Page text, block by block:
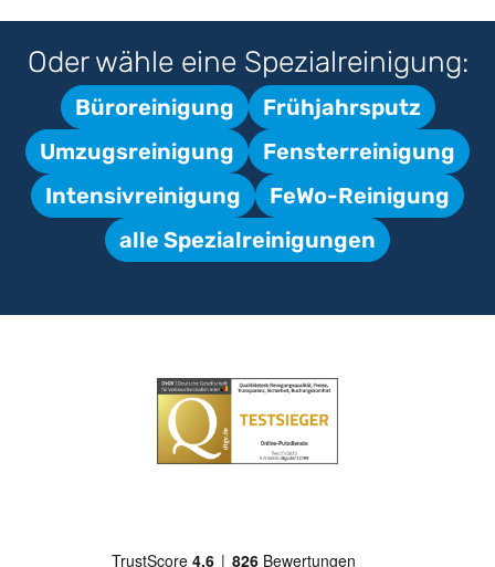
Oder wähle eine Spezialreinigung:
Büroreinigung
Frühjahrsputz
Umzugsreinigung
Fensterreinigung
Intensivreinigung
FeWo-Reinigung
alle Spezialreinigungen